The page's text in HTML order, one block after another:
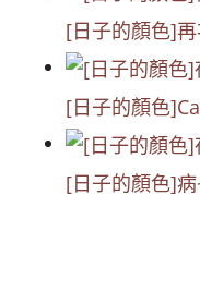
[日子的顏色]
[日子的顏色
[日子的顏色]